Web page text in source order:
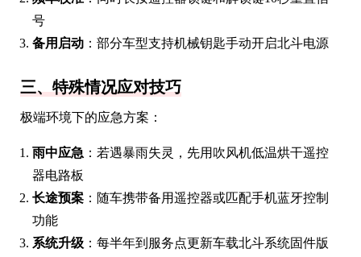
号
备用启动 ：部分车型支持机械钥匙手动开启北斗电源
三、特殊情况应对技巧
极端环境下的应急方案：
雨中应急 ：若遇暴雨失灵，先用吹风机低温烘干遥控
器电路板
长途预案 ：随车携带备用遥控器或匹配手机蓝牙控制
功能
系统升级 ：每半年到服务点更新车载北斗系统固件版